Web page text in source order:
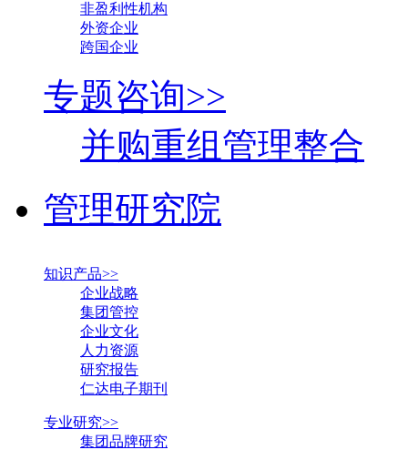
非盈利性机构
外资企业
跨国企业
专题咨询>>
并购重组管理整合
管理研究院
知识产品>>
企业战略
集团管控
企业文化
人力资源
研究报告
仁达电子期刊
专业研究>>
集团品牌研究